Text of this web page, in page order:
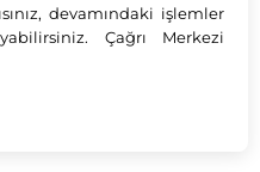
devamındaki işlemler
Çağrı Merkezi